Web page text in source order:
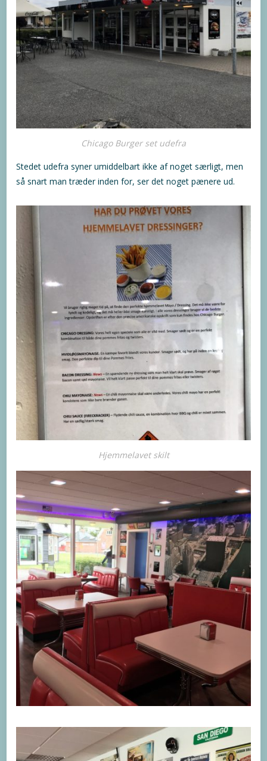
Chicago Burger set udefra
Stedet udefra syner umiddelbart ikke af noget særligt, men
så snart man træder inden for, ser det noget pænere ud.
Hjemmelavet skilt